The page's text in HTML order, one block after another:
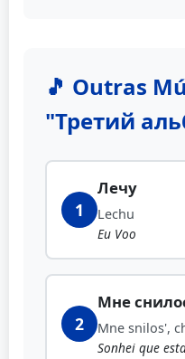
🎵 Outras
"Третий
1
Лечу
Lechu
Eu Voo
2
Мне
Mne snilos',
Sonhei que